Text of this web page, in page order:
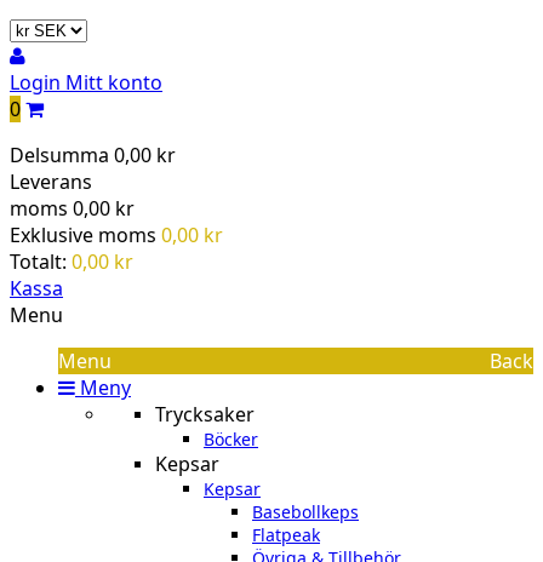
Login Mitt konto
0
Delsumma 0,00 kr
Leverans
moms 0,00 kr
Exklusive moms 0,00 kr
Totalt: 0,00 kr
Kassa
Menu
Menu
Back
Meny
Trycksaker
Böcker
Kepsar
Kepsar
Basebollkeps
Flatpeak